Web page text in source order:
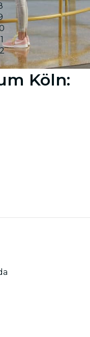
Köln: